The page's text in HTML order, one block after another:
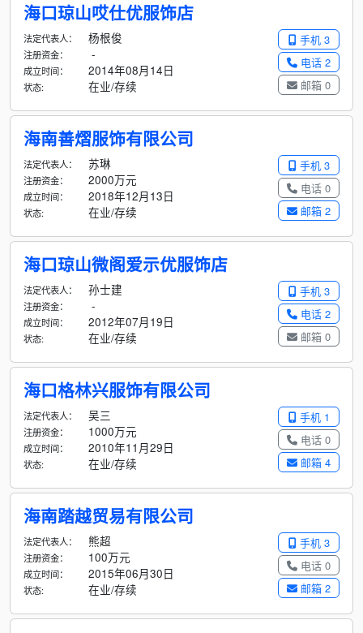
海口琼山哎仕优服饰店
手机 3
电话 2
邮箱 0
法定代表人： 杨根俊
注册资金： -
成立时间： 2014年08月14日
状态: 在业/存续
海南善熠服饰有限公司
手机 3
电话 0
邮箱 2
法定代表人： 苏琳
注册资金： 2000万元
成立时间： 2018年12月13日
状态: 在业/存续
海口琼山微阁爱示优服饰店
手机 3
电话 2
邮箱 0
法定代表人： 孙士建
注册资金： -
成立时间： 2012年07月19日
状态: 在业/存续
海口格林兴服饰有限公司
手机 1
电话 0
邮箱 4
法定代表人： 吴三
注册资金： 1000万元
成立时间： 2010年11月29日
状态: 在业/存续
海南踏越贸易有限公司
手机 3
电话 0
邮箱 2
法定代表人： 熊超
注册资金： 100万元
成立时间： 2015年06月30日
状态: 在业/存续